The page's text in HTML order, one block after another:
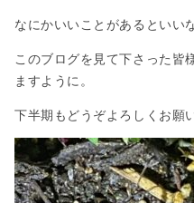
なにかいいことがあるといい
このブログを見て下さった皆
ますように。
下半期もどうぞよろしくお願